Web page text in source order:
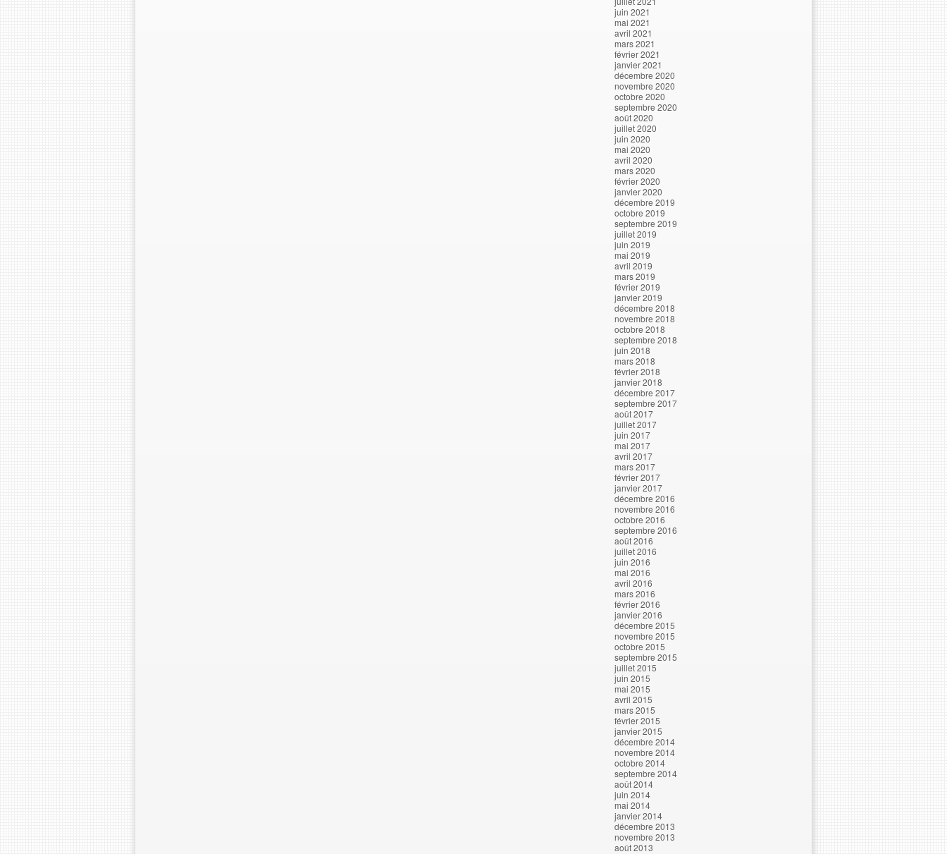
juin 2021
mai 2021
avril 2021
mars 2021
février 2021
janvier 2021
décembre 2020
novembre 2020
octobre 2020
septembre 2020
août 2020
juillet 2020
juin 2020
mai 2020
avril 2020
mars 2020
février 2020
janvier 2020
décembre 2019
octobre 2019
septembre 2019
juillet 2019
juin 2019
mai 2019
avril 2019
mars 2019
février 2019
janvier 2019
décembre 2018
novembre 2018
octobre 2018
septembre 2018
juin 2018
mars 2018
février 2018
janvier 2018
décembre 2017
septembre 2017
août 2017
juillet 2017
juin 2017
mai 2017
avril 2017
mars 2017
février 2017
janvier 2017
décembre 2016
novembre 2016
octobre 2016
septembre 2016
août 2016
juillet 2016
juin 2016
mai 2016
avril 2016
mars 2016
février 2016
janvier 2016
décembre 2015
novembre 2015
octobre 2015
septembre 2015
juillet 2015
juin 2015
mai 2015
avril 2015
mars 2015
février 2015
janvier 2015
décembre 2014
novembre 2014
octobre 2014
septembre 2014
août 2014
juin 2014
mai 2014
janvier 2014
décembre 2013
novembre 2013
août 2013